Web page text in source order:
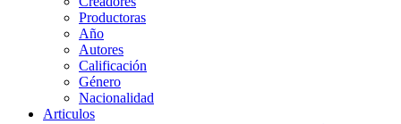
Productoras
Año
Autores
Calificación
Género
Nacionalidad
Articulos